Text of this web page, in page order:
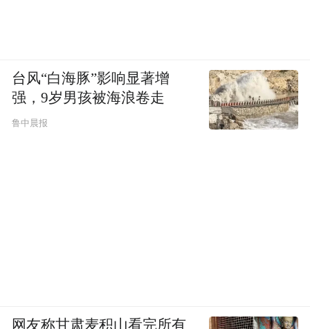
台风“白海豚”影响显著增
强，9岁男孩被海浪卷走
鲁中晨报
网友称甘肃麦积山看完所有